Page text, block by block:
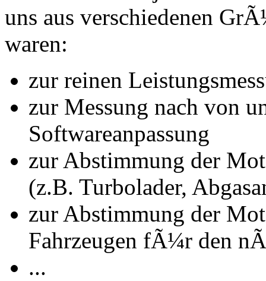
uns aus verschiedenen
waren:
zur reinen
zur Messung nach von
Softwareanpassung
zur Abstimmung der
(z.B. Turbolader,
zur Abstimmung der
Fahrzeugen fÃ¼r den
...